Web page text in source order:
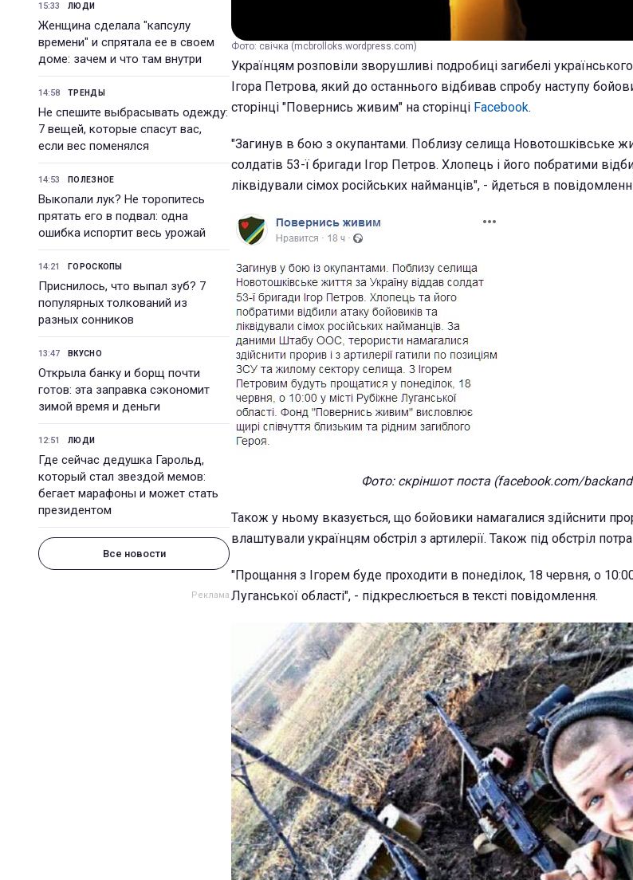
15:33 ЛЮДИ
Женщина сделала "капсулу
времени" и спрятала ее в своем
доме: зачем и что там внутри
14:58 ТРЕНДЫ
Не спешите выбрасывать одежду:
7 вещей, которые спасут вас,
если вес поменялся
14:53 ПОЛЕЗНОЕ
Выкопали лук? Не торопитесь
прятать его в подвал: одна
ошибка испортит весь урожай
14:21 ГОРОСКОПЫ
Приснилось, что выпал зуб? 7
популярных толкований из
разных сонников
13:47 ВКУСНО
Открыла банку и борщ почти
готов: эта заправка сэкономит
зимой время и деньги
12:51 ЛЮДИ
Где сейчас дедушка Гарольд,
который стал звездой мемов:
бегает марафоны и может стать
президентом
Все новости
Фото: свічка (mcbrolloks.wordpress.com)
Українцям розповіли зворушливі подробиці загибелі
Ігора Петрова, який до останнього відбивав спробу наступу
сторінці "Повернись живим" на сторінці Facebook.
"Загинув в бою з окупантами. Поблизу селища Новотошківське
солдатів 53-ї бригади Ігор Петров. Хлопець і його побратими
ліквідували сімох російських найманців", - йдеться в
Фото: скріншот поста (facebook.com/
Також у ньому вказується, що бойовики намагалися здійснити
влаштували українцям обстріл з артилерії. Також під обстріл
"Прощання з Ігорем буде проходити в понеділок, 18 червня, о
Луганської області", - підкреслюється в тексті повідомлення.